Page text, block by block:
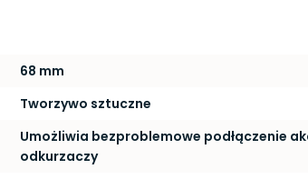
68 mm
Tworzywo sztuczne
Umożliwia bezproblemowe podłączenie
odkurzaczy